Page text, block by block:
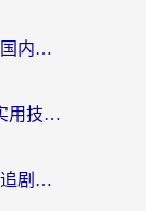
酷我音乐国外版权限制？海外党听国内歌、玩游戏、看剧的一站式解决方案
有缘网在老挝用不了怎么办？3个实用技巧解决海外访问国内服务难题
台湾怎么打不开我的长沙？海外党追剧看片、用环球时报不卡的实用指南